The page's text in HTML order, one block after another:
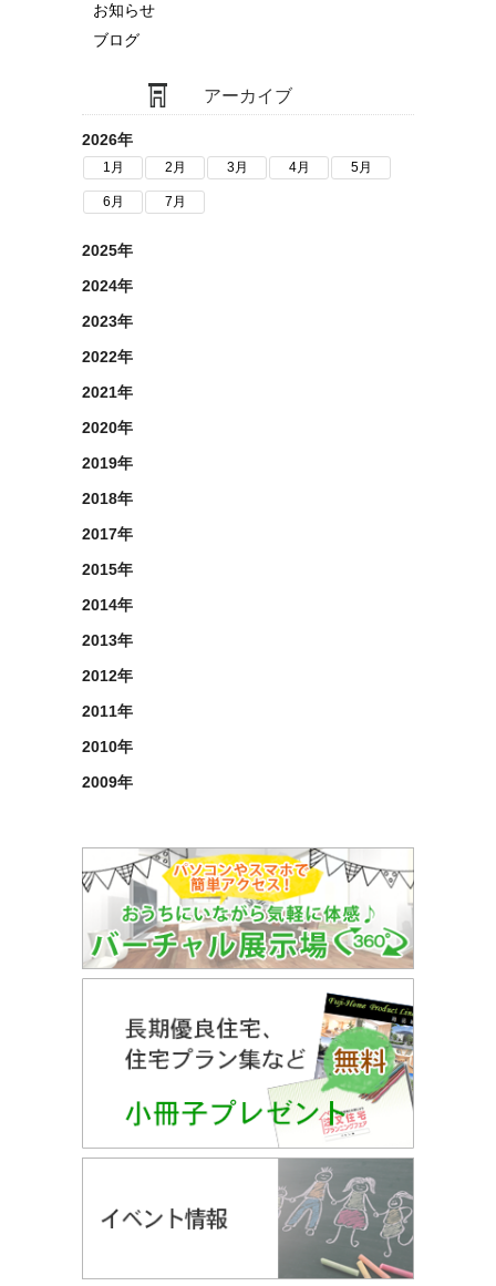
お知らせ
ブログ
アーカイブ
2026年
1月 2月 3月 4月 5月
6月 7月
2025年
2024年
2023年
2022年
2021年
2020年
2019年
2018年
2017年
2015年
2014年
2013年
2012年
2011年
2010年
2009年